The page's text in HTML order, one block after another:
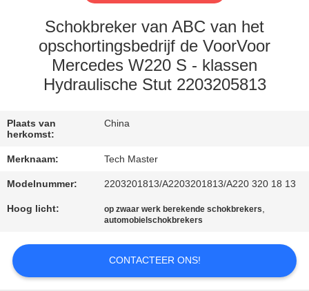
FABRIEKSRONDLEIDING
KWALITEITSCONTROLE
CONTACT
MET
NIEUWS
EEN
Schokbreker van ABC van het
opschortingsbedrijf de VoorVoor
Mercedes W220 S - klassen
Hydraulische Stut 2203205813
Plaats van
herkomst:
China
Merknaam: Tech Master
Modelnummer: 2203201813/A2203201813/A220 320 18 13
Hoog licht: op zwaar werk berekende schokbrekers,
automobielschokbrekers
CONTACTEER ONS!